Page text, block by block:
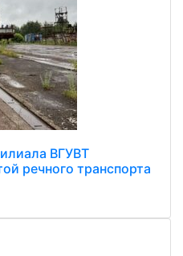
ВГУВТ
речного транспорта